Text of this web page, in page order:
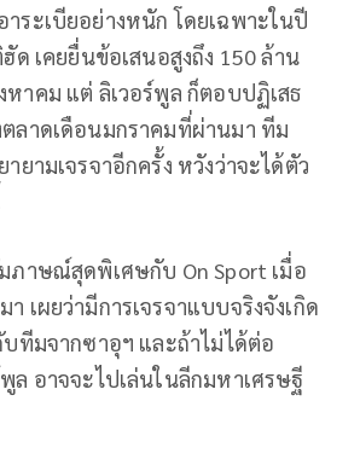
ระเบียอย่างหนัก โดยเฉพาะในปี
ด เคยยื่นข้อเสนอสูงถึง 150 ล้าน
าคม แต่ ลิเวอร์พูล ก็ตอบปฏิเสธ
ลาดเดือนมกราคมที่ผ่านมา ทีม
ยามเจรจาอีกครั้ง หวังว่าจะได้ตัว
ภาษณ์สุดพิเศษกับ On Sport เมื่อ
เผยว่ามีการเจรจาแบบจริงจังเกิด
บทีมจากซาอุฯ และถ้าไม่ได้ต่อ
ล อาจจะไปเล่นในลีกมหาเศรษฐี